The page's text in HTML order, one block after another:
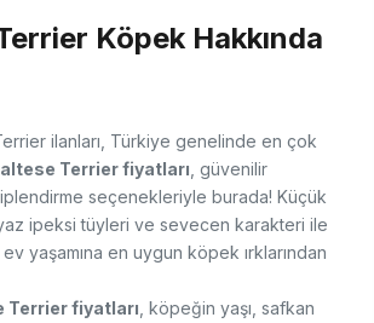
Köpek Hakkında
ilanları, Türkiye genelinde en çok
Terrier fiyatları , güvenilir
seçenekleriyle burada! Küçük
ipeksi tüyleri ve sevecen karakteri ile
yaşamına en uygun köpek ırklarından
Terrier fiyatları , köpeğin yaşı, safkan